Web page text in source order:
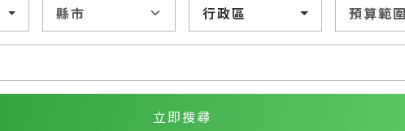
行政區
立即搜尋